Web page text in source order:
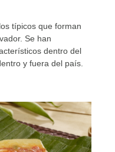
típicos que forman
Se han
dentro del
y fuera del país.